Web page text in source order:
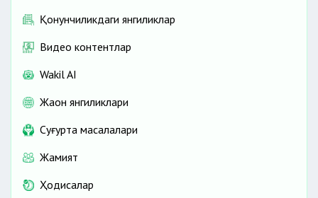
Қонунчиликдаги янгиликлар
Видео контентлар
Wakil AI
Жаҳон янгиликлари
Cуғурта масалалари
Жамият
Ҳодисалар